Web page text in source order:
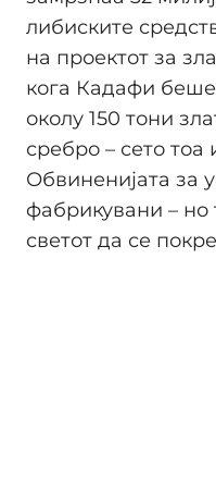
либиските
на проектот за
кога Кадафи
околу 150 тони
сребро – сето тоа
Обвиненијата за
фабрикувани –
светот да се